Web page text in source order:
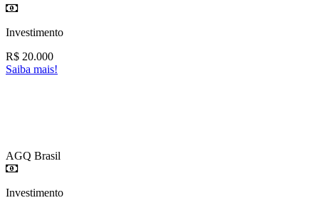
Investimento
R$ 20.000
Saiba mais!
AGQ Brasil
Investimento